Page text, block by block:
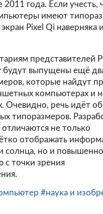
2011 года. Если учесть,
имеют
Pixel Qi наверняка
представителей
будут выпущены ещё
которые найдут
компьютерах и
Очевидно, речь идёт об
типоразмеров.
не только
отображать
солнца, но и
с точки зрения
#наука и